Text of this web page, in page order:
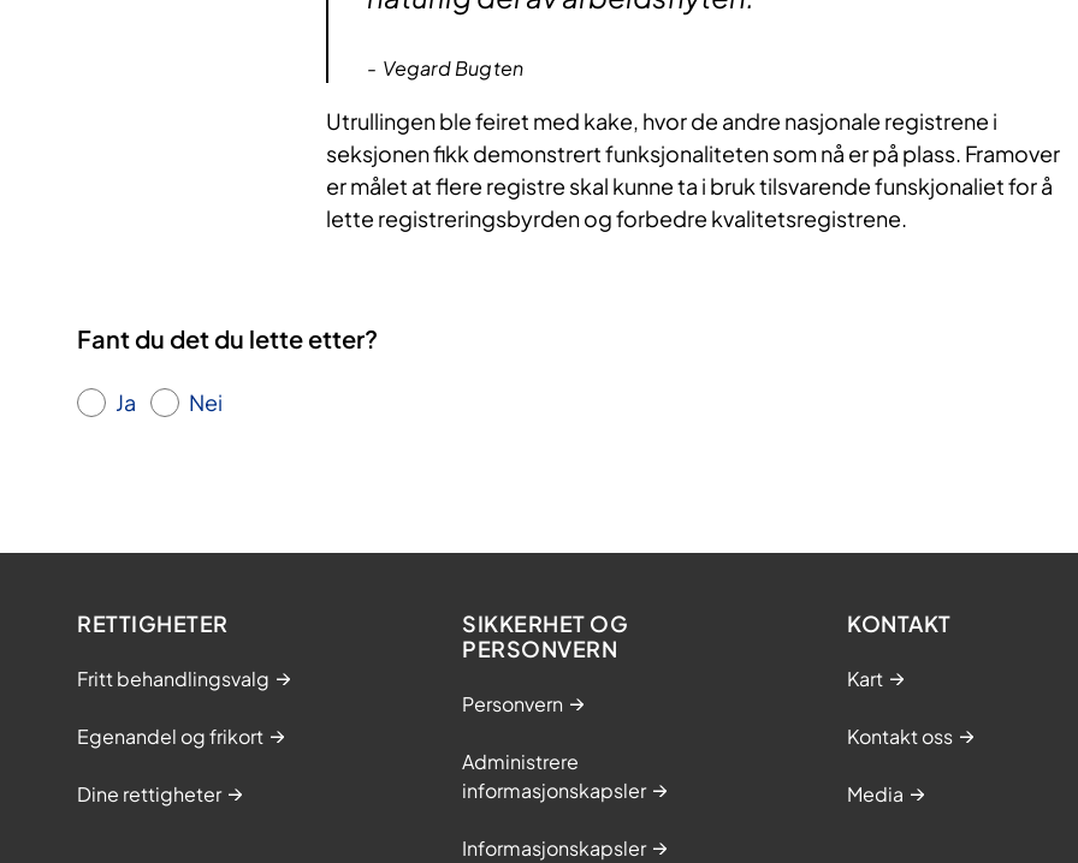
Vegard Bugten
Utrullingen ble feiret med kake, hvor de andre nasjonale registrene i
seksjonen fikk demonstrert funksjonaliteten som nå er på plass. Framover
er målet at flere registre skal kunne ta i bruk tilsvarende funskjonaliet for å
lette registreringsbyrden og forbedre kvalitetsregistrene.
Fant du det du lette etter?
Ja Nei
RETTIGHETER
Fritt behandlingsvalg
Egenandel og frikort
Dine rettigheter
SIKKERHET OG
PERSONVERN
Personvern
Administrere
informasjonskapsler
Informasjonskapsler
KONTAKT
Kart
Kontakt oss
Media